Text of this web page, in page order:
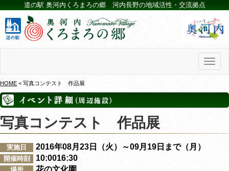
道の駅 奥河内くろまろの郷 河内長野の地域活性・交流拠点
HOME < 写真コンテスト 作品展
写真コンテスト 作品展
実施日 2016年08月23日（火）～09月19日まで（月）
開催時刻 10:0016:30